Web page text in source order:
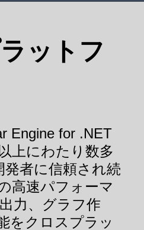
ットフ
Engine for .NET
上にわたり数多
発者に信頼され続
高速パフォーマ
力、グラフ作
をクロスプラッ